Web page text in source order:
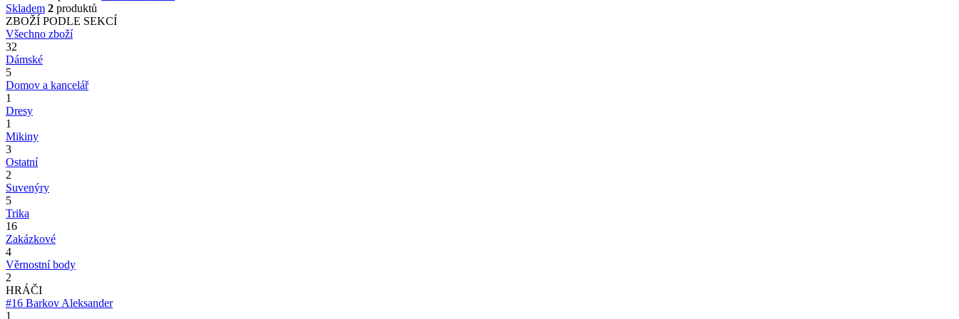
Skladem 2 produktů
ZBOŽÍ PODLE SEKCÍ
Všechno zboží
32
Dámské
5
Domov a kancelář
1
Dresy
1
Mikiny
3
Ostatní
2
Suvenýry
5
Trika
16
Zakázkové
4
Věrnostní body
2
HRÁČI
#16 Barkov Aleksander
1